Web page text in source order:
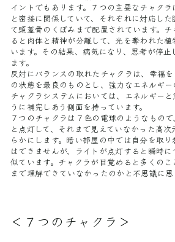
イントでもあります。７つの主要なチャク
と密接に関係していて、それぞれに対応し
て頭蓋骨のくぼみまで配置されています。
ると肉体と精神が分離して、光を奪われた
います。その結果、病気になり、思考が停
ます。
反対にバランスの取れたチャクラは、幸福
の状態を最良のものとし、強力なエネルギー
チャクラシステムにおいては、エネルギー
うに補完しあう側面を持っています。
７つのチャクラは７色の電球のようなもの
と点灯して、それまで見えていなかった高
らかにします。暗い部屋の中では自分を取
はできませんが、ライトが点灯すると瞬時
似ています。チャクラが目覚めると多くの
まで理解できていなかったのかと不思議に思
＜７つのチャクラ＞